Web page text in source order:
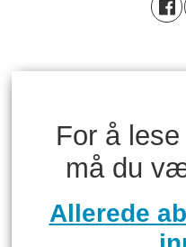
For å
må du
Allerede